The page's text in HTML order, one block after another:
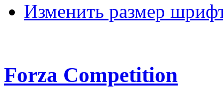
Изменить размер
Forza Competition